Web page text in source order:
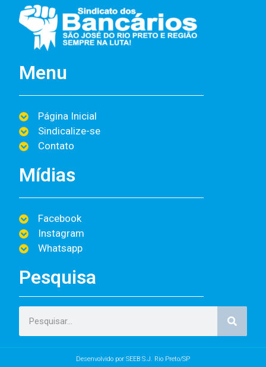
Menu
Página Inicial
Sindicalize-se
Contato
Mídias
Facebook
Instagram
Whatsapp
Pesquisa
Desenvolvido por SEEB S.J. Rio Preto/SP